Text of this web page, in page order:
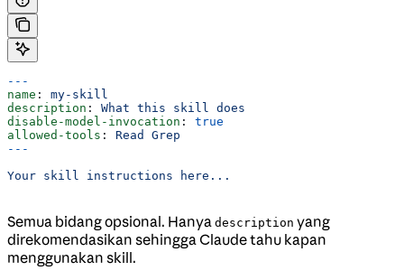
---
name : my-skill
description : What this skill does
disable-model-invocation : true
allowed-tools : Read Grep
---
Your skill instructions here...
Semua bidang opsional. Hanya description yang
direkomendasikan sehingga Claude tahu kapan
menggunakan skill.